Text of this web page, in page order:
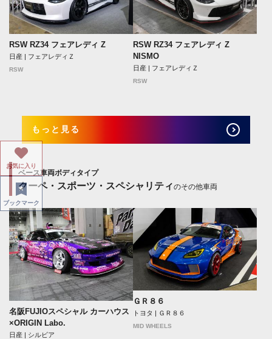
RSW RZ34 フェアレディ Z
日産 | フェアレディＺ
RSW
RSW RZ34 フェアレディ Z
NISMO
日産 | フェアレディＺ
RSW
もっと見る
ベース車両ボディタイプ
クーペ・スポーツ・スペシャリティのその他車両
名阪FUJIOスペシャル カーハウス
×ORIGIN Labo.
日産 | シルビア
ＧＲ８６
トヨタ | ＧＲ８６
MID WHEELS
お気に入り
ブックマーク